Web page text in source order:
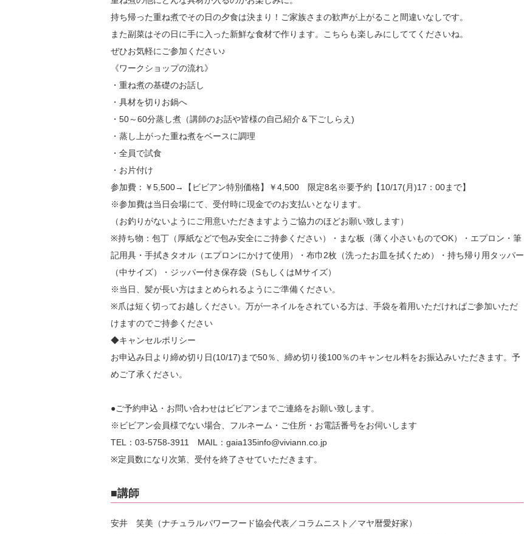
持ち帰った重ね煮でその日の夕食は決まり！ご家族さまの歓声が上がること間違いなしです。
また副菜はその日に手に入った新鮮な食材で作ります。こちらも楽しみにしててくださいね。
ぜひお気軽にご参加ください♪
《ワークショップの流れ》
・重ね煮の基礎のお話し
・具材を切りお鍋へ
・50～60分蒸し煮（講師のお話や皆様の自己紹介＆下ごしらえ)
・蒸し上がった重ね煮をベースに調理
・全員で試食
・お片付け
参加費：￥5,500→【ビビアン特別価格】￥4,500 限定8名※要予約【10/17(月)17：00まで】
※参加費は当日会場にて、受付時に現金でのお支払いとなります。
（お釣りがないようにご用意いただきますようご協力のほどお願い致します）
※持ち物：包丁（厚紙などで包み安全にご持参ください）・まな板（薄く小さいものでOK）・エプロン・筆
記用具・手拭きタオル（エプロンにかけて使用）・布巾2枚（洗ったお皿を拭くため）・持ち帰り用タッパー
（中サイズ）・ジッパー付き保存袋（SもしくはMサイズ）
※当日、髪が長い方はまとめられるようにご準備ください。
※爪は短く切ってお越しください。万が一ネイルをされている方は、手袋を着用いただければご参加いただ
けますのでご持参ください
◆キャンセルポリシー
お申込み日より締め切り日(10/17)まで50％、締め切り後100％のキャンセル料をお振込みいただきます。予
めご了承ください。
●ご予約申込・お問い合わせはビビアンまでご連絡をお願い致します。
※ビビアン会員様でない場合、フルネーム・ご住所・お電話番号をお伺いします
TEL：03-5758-3911 MAIL：gaia135info@viviann.co.jp
※定員数になり次第、受付を終了させていただきます。
■講師
安井 笑美（ナチュラルパワーフード協会代表／コラムニスト／マヤ暦愛好家）